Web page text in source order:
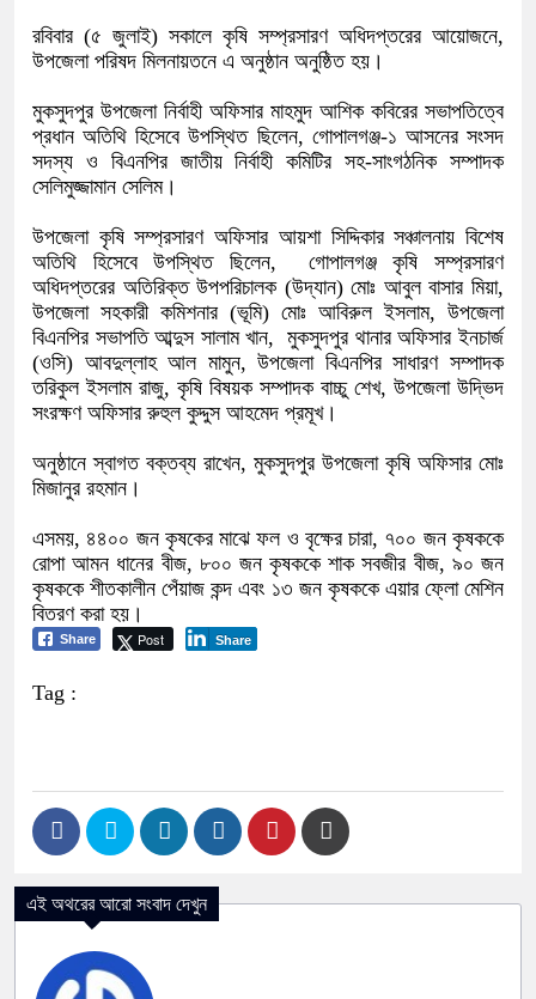
রবিবার (৫ জুলাই) সকালে কৃষি সম্প্রসারণ অধিদপ্তরের আয়োজনে,
উপজেলা পরিষদ মিলনায়তনে এ অনুষ্ঠান অনুষ্ঠিত হয়।
মুকসুদপুর উপজেলা নির্বাহী অফিসার মাহমুদ আশিক কবিরের সভাপতিত্বে
প্রধান অতিথি হিসেবে উপস্থিত ছিলেন, গোপালগঞ্জ-১ আসনের সংসদ
সদস্য ও বিএনপির জাতীয় নির্বাহী কমিটির সহ-সাংগঠনিক সম্পাদক
সেলিমুজ্জামান সেলিম।
উপজেলা কৃষি সম্প্রসারণ অফিসার আয়শা সিদ্দিকার সঞ্চালনায় বিশেষ
অতিথি হিসেবে উপস্থিত ছিলেন, গোপালগঞ্জ কৃষি সম্প্রসারণ
অধিদপ্তরের অতিরিক্ত উপপরিচালক (উদ্যান) মোঃ আবুল বাসার মিয়া,
উপজেলা সহকারী কমিশনার (ভূমি) মোঃ আবিরুল ইসলাম, উপজেলা
বিএনপির সভাপতি আব্দুস সালাম খান, মুকসুদপুর থানার অফিসার ইনচার্জ
(ওসি) আবদুল্লাহ আল মামুন, উপজেলা বিএনপির সাধারণ সম্পাদক
তরিকুল ইসলাম রাজু, কৃষি বিষয়ক সম্পাদক বাচ্চু শেখ, উপজেলা উদ্ভিদ
সংরক্ষণ অফিসার রুহুল কুদ্দুস আহমেদ প্রমূখ।
অনুষ্ঠানে স্বাগত বক্তব্য রাখেন, মুকসুদপুর উপজেলা কৃষি অফিসার মোঃ
মিজানুর রহমান।
এসময়, ৪৪০০ জন কৃষকের মাঝে ফল ও বৃক্ষের চারা, ৭০০ জন কৃষককে
রোপা আমন ধানের বীজ, ৮০০ জন কৃষককে শাক সবজীর বীজ, ৯০ জন
কৃষককে শীতকালীন পেঁয়াজ কন্দ এবং ১৩ জন কৃষককে এয়ার ফ্লো মেশিন
বিতরণ করা হয়।
Share Post Share
Tag :
এই অথরের আরো সংবাদ দেখুন